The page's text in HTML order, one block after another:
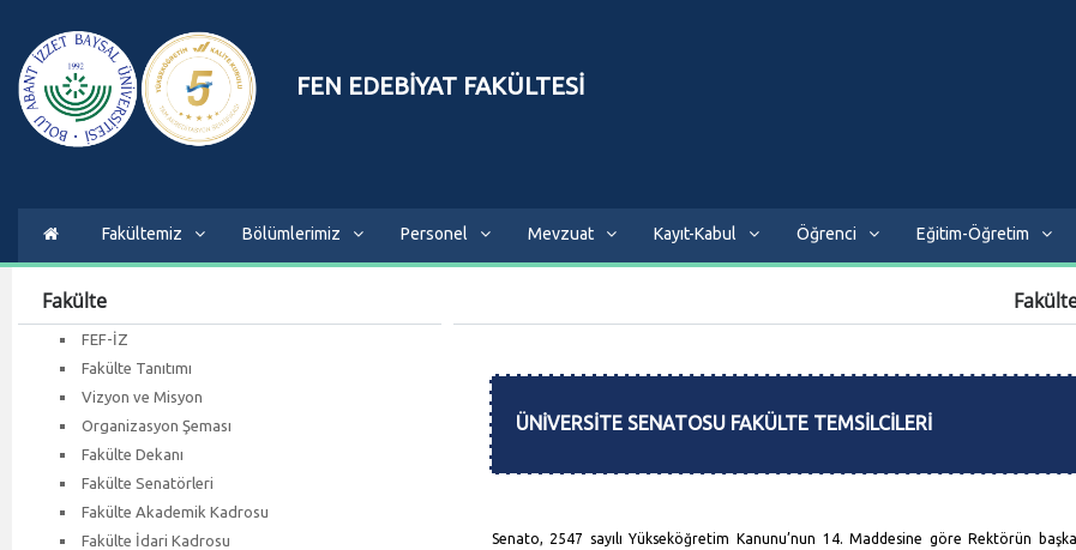
FEN EDEBİYAT FAKÜLTESİ
Fakültemiz Bölümlerimiz Personel Mevzuat Kayıt-Kabul Öğrenci Eğitim-Öğretim
Fakülte
FEF-İZ
Fakülte Tanıtımı
Vizyon ve Misyon
Organizasyon Şeması
Fakülte Dekanı
Fakülte Senatörleri
Fakülte Akademik Kadrosu
Fakülte İdari Kadrosu
ÜNİVERSİTE SENATOSU FAKÜLTE TEMSİLCİLERİ
Senato, 2547 sayılı Yükseköğretim Kanunu’nun 14. Maddesine göre Rektörün